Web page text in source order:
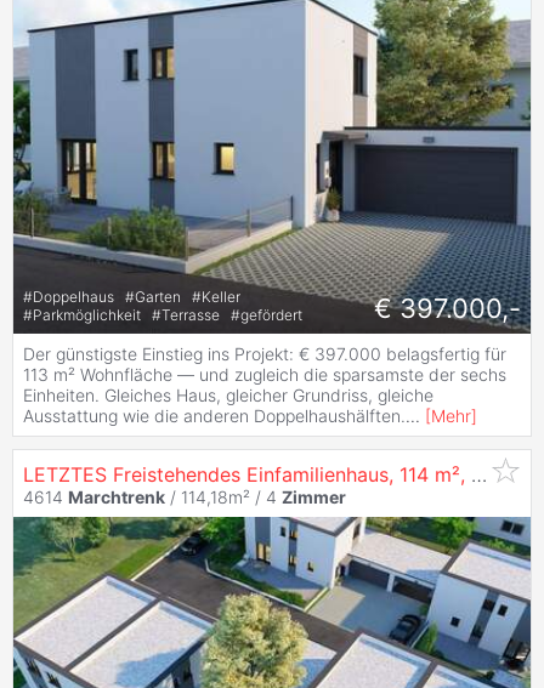
#Doppelhaus #Garten #Keller
#Parkmöglichkeit #Terrasse #gefördert € 397.000,-
Der günstigste Einstieg ins Projekt: € 397.000 belagsfertig für
113 m² Wohnfläche — und zugleich die sparsamste der sechs
Einheiten. Gleiches Haus, gleicher Grundriss, gleiche
Ausstattung wie die anderen Doppelhaushälften.... [Mehr]
LETZTES Freistehendes Einfamilienhaus, 114 m², 138 m² Garten –
4614 Marchtrenk / 114,18m² / 4 Zimmer